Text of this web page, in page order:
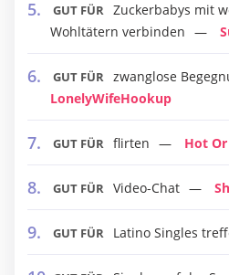
GUT FÜR Zuckerbabys mit
Wohltätern verbinden
GUT FÜR zwanglose
LonelyWifeHookup
GUT FÜR flirten Hot
GUT FÜR Video-Chat
GUT FÜR Latino Singles